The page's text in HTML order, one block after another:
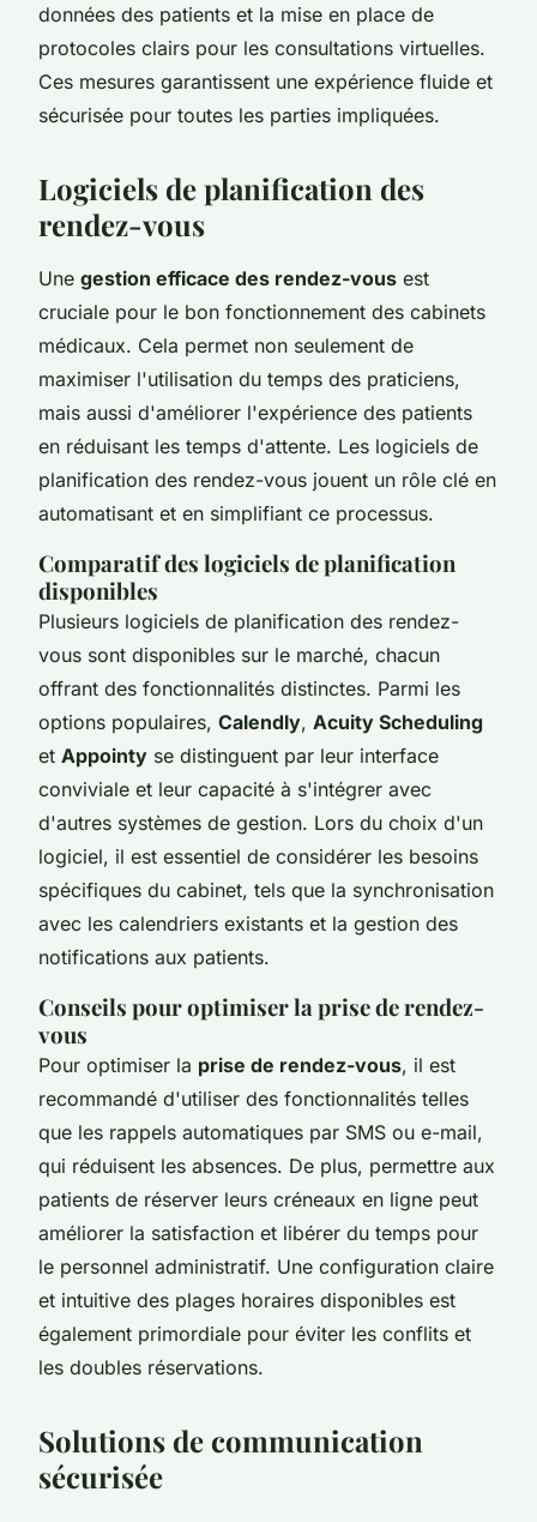
données des patients et la mise en place de
protocoles clairs pour les consultations virtuelles.
Ces mesures garantissent une expérience fluide et
sécurisée pour toutes les parties impliquées.
Logiciels de planification des
rendez-vous
Une gestion efficace des rendez-vous est
cruciale pour le bon fonctionnement des cabinets
médicaux. Cela permet non seulement de
maximiser l'utilisation du temps des praticiens,
mais aussi d'améliorer l'expérience des patients
en réduisant les temps d'attente. Les logiciels de
planification des rendez-vous jouent un rôle clé en
automatisant et en simplifiant ce processus.
Comparatif des logiciels de planification
disponibles
Plusieurs logiciels de planification des rendez-
vous sont disponibles sur le marché, chacun
offrant des fonctionnalités distinctes. Parmi les
options populaires, Calendly, Acuity Scheduling
et Appointy se distinguent par leur interface
conviviale et leur capacité à s'intégrer avec
d'autres systèmes de gestion. Lors du choix d'un
logiciel, il est essentiel de considérer les besoins
spécifiques du cabinet, tels que la synchronisation
avec les calendriers existants et la gestion des
notifications aux patients.
Conseils pour optimiser la prise de rendez-
vous
Pour optimiser la prise de rendez-vous, il est
recommandé d'utiliser des fonctionnalités telles
que les rappels automatiques par SMS ou e-mail,
qui réduisent les absences. De plus, permettre aux
patients de réserver leurs créneaux en ligne peut
améliorer la satisfaction et libérer du temps pour
le personnel administratif. Une configuration claire
et intuitive des plages horaires disponibles est
également primordiale pour éviter les conflits et
les doubles réservations.
Solutions de communication
sécurisée